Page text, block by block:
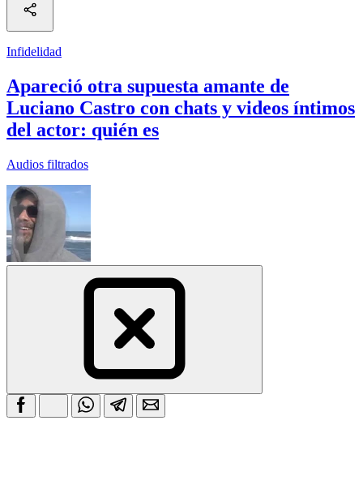
Infidelidad
Apareció otra supuesta amante de
Luciano Castro con chats y videos íntimos
del actor: quién es
Audios filtrados